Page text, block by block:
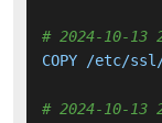
# 2024-10-13
COPY /etc/
# 2024-10-13